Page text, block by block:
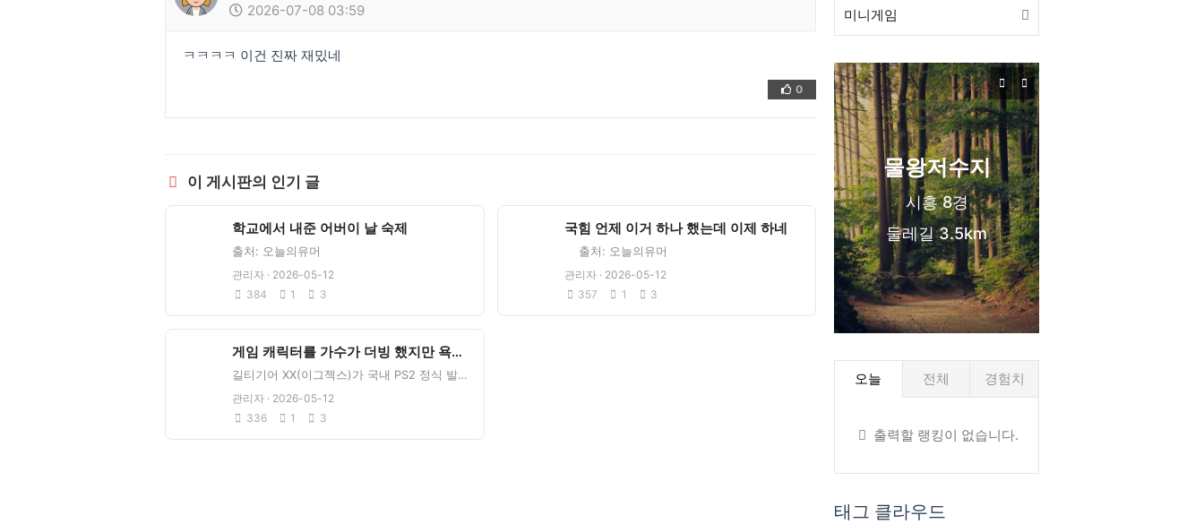
2026-07-08 03:59
ㅋㅋㅋㅋ 이건 진짜 재밌네
👍 ❤️
0
이 게시판의 인기 글
학교에서 내준 어버이 날 숙제
출처: 오늘의유머
관리자 · 2026-05-12
384
1 3
국힘 언제 이거 하나 했는데 이제 하네
출처: 오늘의유머
관리자 · 2026-05-12
357
1 3
게임 캐릭터를 가수가 더빙 했지만 욕을 안 먹은 이유.JPG
길티기어 XX(이그젝스)가 국내 PS2 정식 발매를 하던 시기에 테스타
관리자 · 2026-05-12
336
1 3
미니게임
물왕저수지
시흥 8경
둘레길 3.5km
오늘 전체 경험치
출력할 랭킹이 없습니다.
태그 클라우드